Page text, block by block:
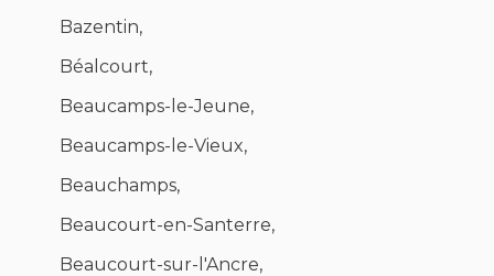
Bazentin,
Béalcourt,
Beaucamps-le-Jeune,
Beaucamps-le-Vieux,
Beauchamps,
Beaucourt-en-Santerre,
Beaucourt-sur-l'Ancre,